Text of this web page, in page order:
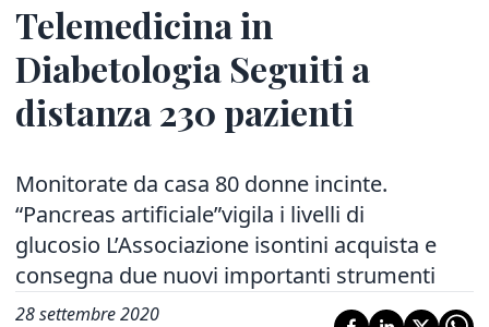
Telemedicina in
Diabetologia Seguiti a
distanza 230 pazienti
Monitorate da casa 80 donne incinte.
“Pancreas artificiale”vigila i livelli di
glucosio L’Associazione isontini acquista e
consegna due nuovi importanti strumenti
28 settembre 2020